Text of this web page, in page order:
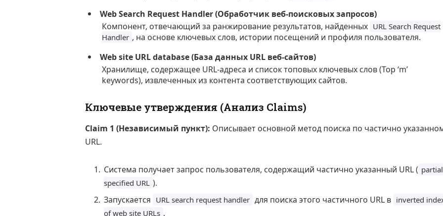
Web Search Request Handler (Обработчик веб-поисковых запросов)
Компонент, отвечающий за ранжирование результатов, найденных URL Search Request
Handler , на основе ключевых слов, истории посещений и профиля пользователя.
Web site URL database (База данных URL веб-сайтов)
Хранилище, содержащее URL-адреса и список топовых ключевых слов (Top ‘m’
keywords), извлеченных из контента соответствующих сайтов.
Ключевые утверждения (Анализ Claims)
Claim 1 (Независимый пункт): Описывает основной метод поиска по частично
URL.
Система получает запрос пользователя, содержащий частично указанный URL (
specified URL ).
Запускается URL search request handler для поиска этого частичного URL в inverted
of web site URLs .